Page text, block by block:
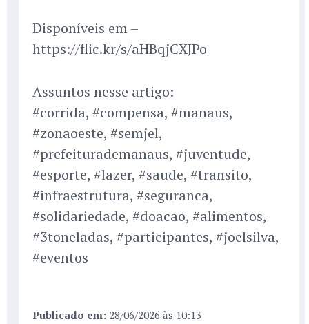
Disponíveis em –
https://flic.kr/s/aHBqjCXJPo
Assuntos nesse artigo:
#corrida, #compensa, #manaus,
#zonaoeste, #semjel,
#prefeiturademanaus, #juventude,
#esporte, #lazer, #saude, #transito,
#infraestrutura, #seguranca,
#solidariedade, #doacao, #alimentos,
#3toneladas, #participantes, #joelsilva,
#eventos
Publicado em: 28/06/2026 às 10:13